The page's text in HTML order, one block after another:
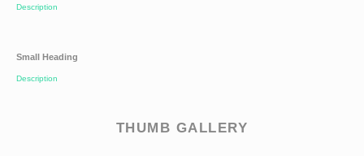
Description
Small Heading
Description
THUMB GALLERY